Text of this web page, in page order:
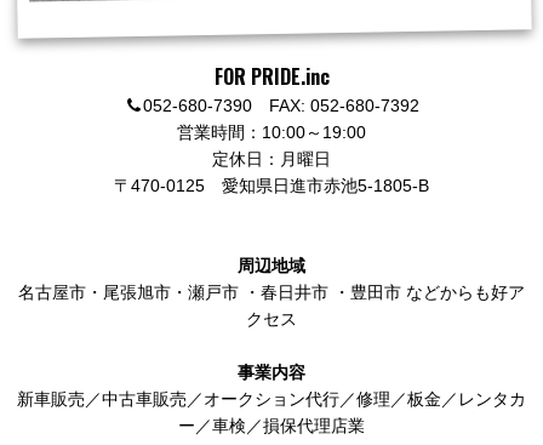
FOR PRIDE.inc
052-680-7390 FAX: 052-680-7392
営業時間：10:00～19:00
定休日：月曜日
〒470-0125 愛知県日進市赤池5-1805-B
周辺地域
名古屋市 ・ 尾張旭市 ・ 瀬戸市 ・ 春日井市 ・ 豊田市 などからも好ア
クセス
事業内容
新車販売／中古車販売／オークション代行／修理／板金／レンタカ
ー／車検／損保代理店業